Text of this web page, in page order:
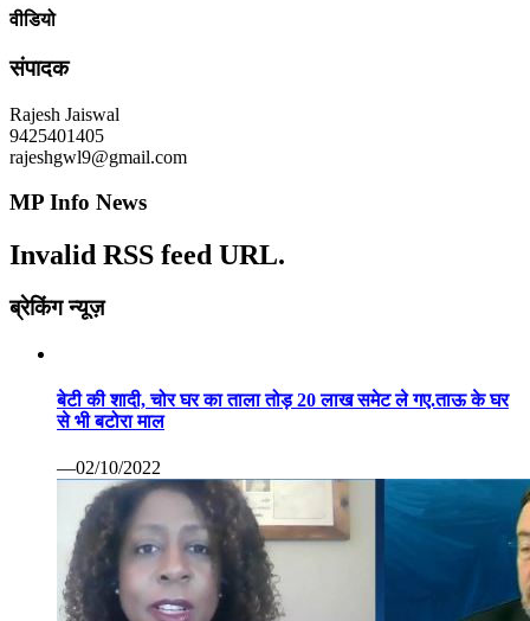
वीडियो
संपादक
Rajesh Jaiswal
9425401405
rajeshgwl9@gmail.com
MP Info News
Invalid RSS feed URL.
ब्रेकिंग न्यूज़
बेटी की शादी, चोर घर का ताला तोड़ 20 लाख समेट ले गए.ताऊ के घर
से भी बटोरा माल
—02/10/2022